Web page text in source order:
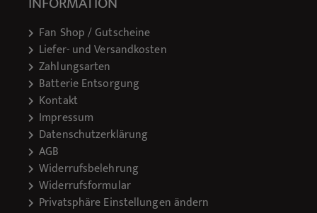
Fan Shop / Gutscheine
Liefer- und Versandkosten
Zahlungsarten
Batterie Entsorgung
Kontakt
Impressum
Datenschutzerklärung
AGB
Widerrufsbelehrung
Widerrufsformular
Privatsphäre Einstellungen ändern